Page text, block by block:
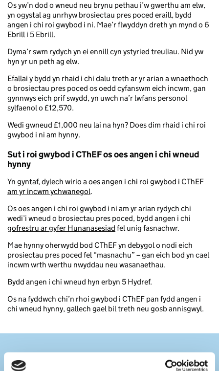
Os yw’n dod o wneud neu brynu pethau i’w gwerthu am elw,
yn ogystal ag unrhyw brosiectau pres poced eraill, bydd
angen i chi roi gwybod i ni. Mae’r flwyddyn dreth yn mynd o 6
Ebrill i 5 Ebrill.
Dyma’r swm rydych yn ei ennill cyn ystyried treuliau. Nid yw
hyn yr un peth ag elw.
Efallai y bydd yn rhaid i chi dalu treth ar yr arian a wnaethoch
o brosiectau pres poced os oedd cyfanswm eich incwm, gan
gynnwys eich prif swydd, yn uwch na’r lwfans personol
sylfaenol o £12,570.
Wedi gwneud £1,000 neu lai na hyn? Does dim rhaid i chi roi
gwybod i ni am hynny.
Sut i roi gwybod i CThEF os oes angen i chi wneud
hynny
Yn gyntaf, dylech wirio a oes angen i chi roi gwybod i CThEF
am yr incwm ychwanegol.
Os oes angen i chi roi gwybod i ni am yr arian rydych chi
wedi’i wneud o brosiectau pres poced, bydd angen i chi
gofrestru ar gyfer Hunanasesiad fel unig fasnachwr.
Mae hynny oherwydd bod CThEF yn debygol o nodi eich
prosiectau pres poced fel “masnachu” – gan eich bod yn cael
incwm wrth werthu nwyddau neu wasanaethau.
Bydd angen i chi wneud hyn erbyn 5 Hydref.
Os na fyddwch chi’n rhoi gwybod i CThEF pan fydd angen i
chi wneud hynny, gallech gael bil treth neu gosb annisgwyl.
Rhai enghreifftiau o werthu